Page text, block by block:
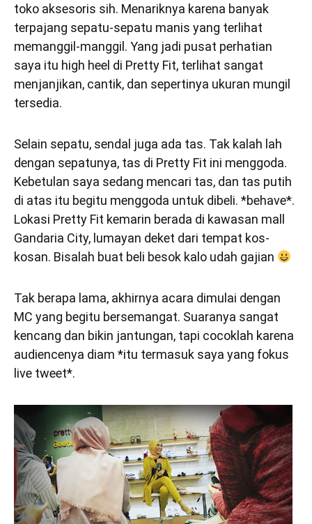
toko aksesoris sih. Menariknya karena banyak
terpajang sepatu-sepatu manis yang terlihat
memanggil-manggil. Yang jadi pusat perhatian
saya itu high heel di Pretty Fit, terlihat sangat
menjanjikan, cantik, dan sepertinya ukuran mungil
tersedia.
Selain sepatu, sendal juga ada tas. Tak kalah lah
dengan sepatunya, tas di Pretty Fit ini menggoda.
Kebetulan saya sedang mencari tas, dan tas putih
di atas itu begitu menggoda untuk dibeli. *behave*.
Lokasi Pretty Fit kemarin berada di kawasan mall
Gandaria City, lumayan deket dari tempat kos-
kosan. Bisalah buat beli besok kalo udah gajian
Tak berapa lama, akhirnya acara dimulai dengan
MC yang begitu bersemangat. Suaranya sangat
kencang dan bikin jantungan, tapi cocoklah karena
audiencenya diam *itu termasuk saya yang fokus
live tweet*.